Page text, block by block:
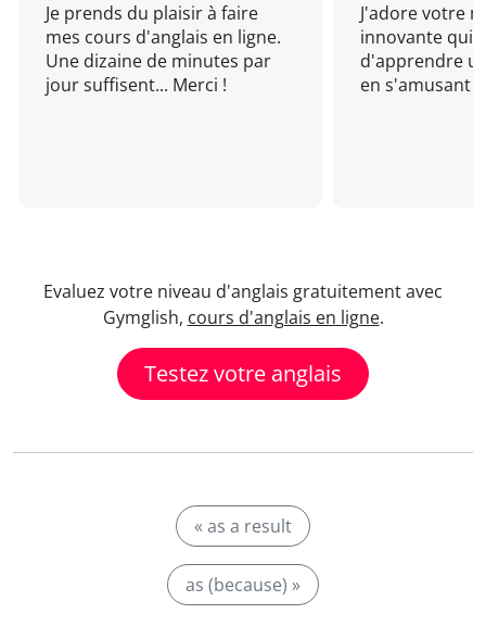
Je prends du plaisir à faire
mes cours d'anglais en ligne.
Une dizaine de minutes par
jour suffisent... Merci !
J'adore votre
innovante qui
d'apprendre
en s'amusant !
Evaluez votre niveau d'anglais gratuitement avec
Gymglish, cours d'anglais en ligne.
Testez votre anglais
« as a result
as (because) »